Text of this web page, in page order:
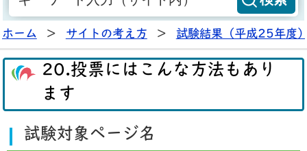
ホーム > サイトの考え方 > 試験結果（平成25年度
20.投票にはこんな方法もあり
ます
試験対象ページ名